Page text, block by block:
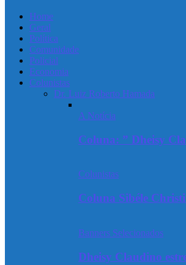
Home
Geral
Política
Comunidade
Policial
Economia
Colunistas
Dr. Luiz Roberto Hamada
A Notícia
Coluna: ” Dheisy
Colunistas
Coluna Sibéle
Banners Selecionados
Dheisy Claudino